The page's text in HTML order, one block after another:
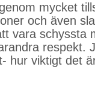
mycket
och även
vara schyssta
respekt.
hur viktigt det